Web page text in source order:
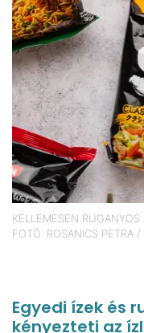
KELLEMESEN
FOTÓ: ROSANICS PETRA /
Egyedi ízek és
kényezteti az